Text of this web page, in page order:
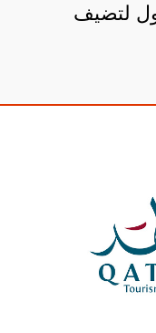
لتضيف